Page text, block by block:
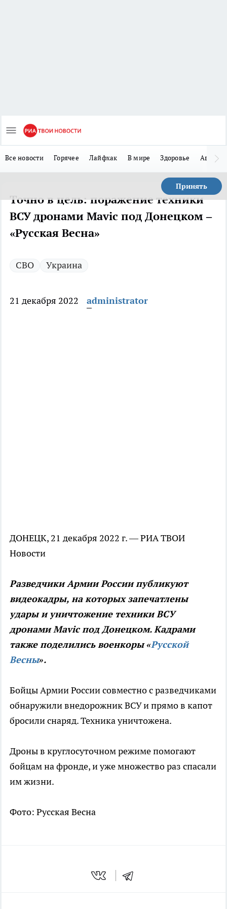
Все новости Горячее Лайфхак В мире Здоровье Авто
Принять
Точно в цель: поражение техники
ВСУ дронами Mavic под Донецком –
«Русская Весна»
СВО Украина
21 декабря 2022 administrator
ДОНЕЦК, 21 декабря 2022 г. — РИА ТВОИ
Новости
Разведчики Армии России публикуют
видеокадры, на которых запечатлены
удары и уничтожение техники ВСУ
дронами Mavic под Донецком. Кадрами
также поделились военкоры «Русской
Весны».
Бойцы Армии России совместно с разведчиками
обнаружили внедорожник ВСУ и прямо в капот
бросили снаряд. Техника уничтожена.
Дроны в круглосуточном режиме помогают
бойцам на фронде, и уже множество раз спасали
им жизни.
Фото: Русская Весна